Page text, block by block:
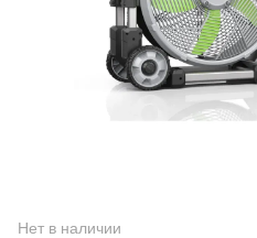
Нет в наличии